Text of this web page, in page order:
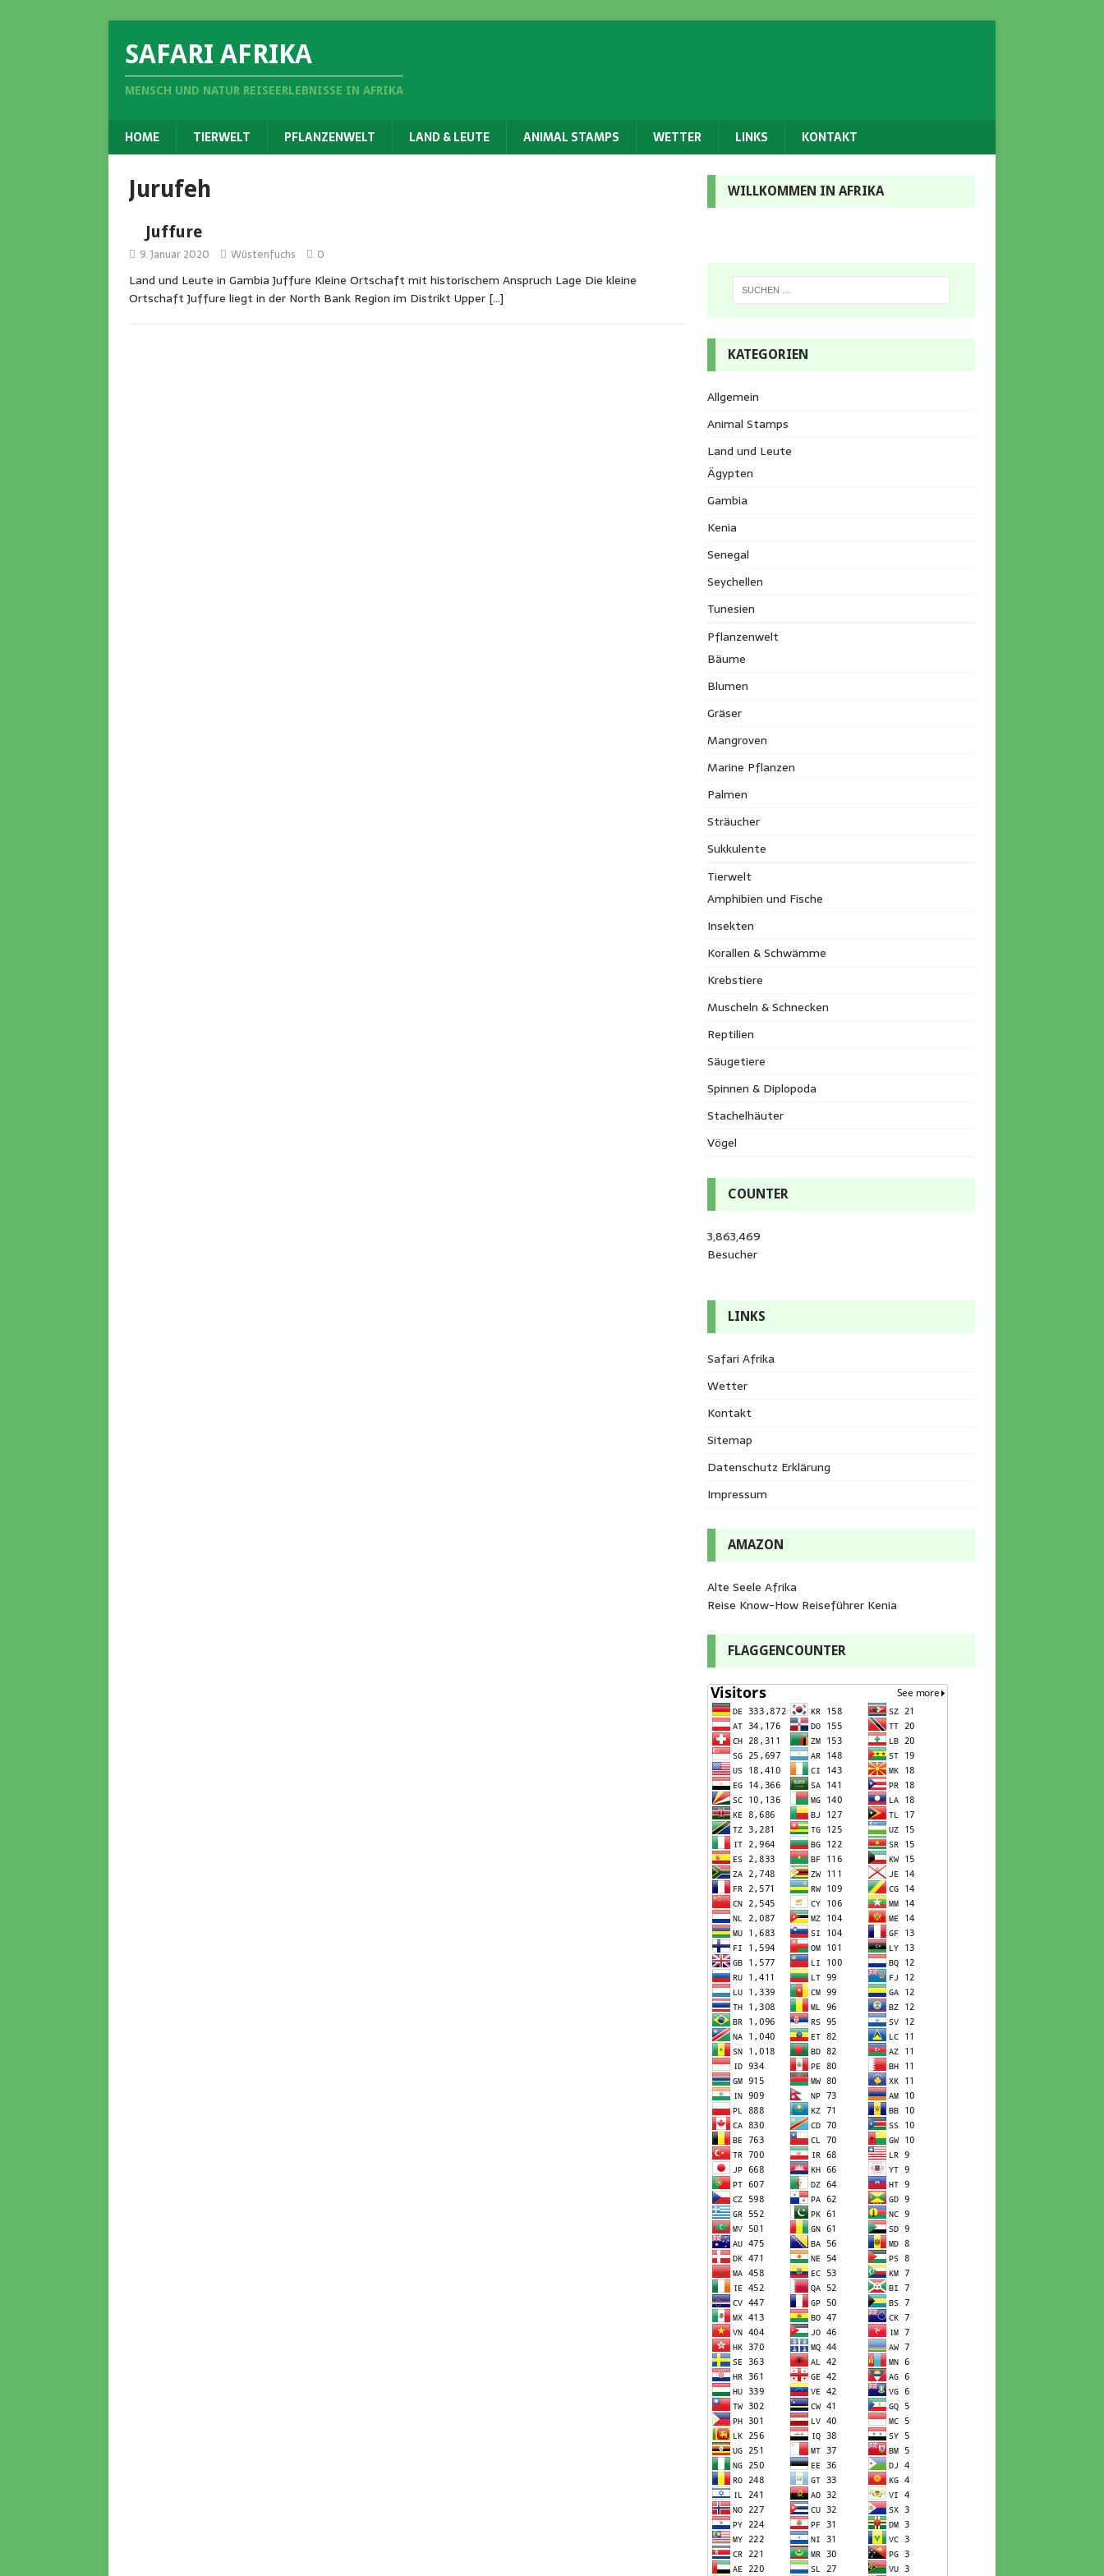
SAFARI AFRIKA
MENSCH UND NATUR REISEERLEBNISSE IN AFRIKA
HOME TIERWELT PFLANZENWELT LAND & LEUTE ANIMAL STAMPS WETTER LINKS KONTAKT
Jurufeh
Juffure
9. Januar 2020 Wüstenfuchs 0
Land und Leute in Gambia Juffure Kleine Ortschaft mit historischem Anspruch Lage Die kleine
Ortschaft Juffure liegt in der North Bank Region im Distrikt Upper […]
WILLKOMMEN IN AFRIKA
KATEGORIEN
Allgemein
Animal Stamps
Land und Leute
Ägypten
Gambia
Kenia
Senegal
Seychellen
Tunesien
Pflanzenwelt
Bäume
Blumen
Gräser
Mangroven
Marine Pflanzen
Palmen
Sträucher
Sukkulente
Tierwelt
Amphibien und Fische
Insekten
Korallen & Schwämme
Krebstiere
Muscheln & Schnecken
Reptilien
Säugetiere
Spinnen & Diplopoda
Stachelhäuter
Vögel
COUNTER
3,863,469
Besucher
LINKS
Safari Afrika
Wetter
Kontakt
Sitemap
Datenschutz Erklärung
Impressum
AMAZON
Alte Seele Afrika
Reise Know-How Reiseführer Kenia
FLAGGENCOUNTER